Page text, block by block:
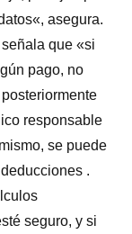
asegura.
que «si
pago, no
responsable
se puede
.
seguro, y si